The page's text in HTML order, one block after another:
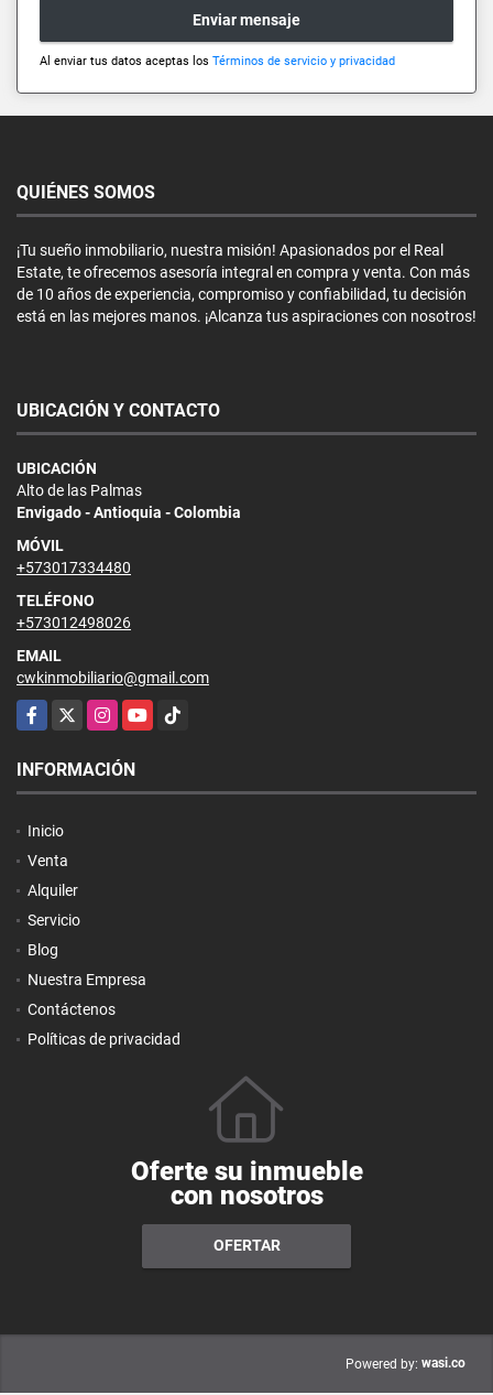
Enviar mensaje
Al enviar tus datos aceptas los Términos de servicio y privacidad
QUIÉNES SOMOS
¡Tu sueño inmobiliario, nuestra misión! Apasionados por el Real
Estate, te ofrecemos asesoría integral en compra y venta. Con más
de 10 años de experiencia, compromiso y confiabilidad, tu decisión
está en las mejores manos. ¡Alcanza tus aspiraciones con nosotros!
UBICACIÓN Y CONTACTO
UBICACIÓN
Alto de las Palmas
Envigado - Antioquia - Colombia
MÓVIL
+573017334480
TELÉFONO
+573012498026
EMAIL
cwkinmobiliario@gmail.com
Facebook
X InstagramYouTubeTikTok
INFORMACIÓN
Inicio
Venta
Alquiler
Servicio
Blog
Nuestra Empresa
Contáctenos
Políticas de privacidad
Oferte su inmueble
con nosotros
OFERTAR
Powered by: wasi.co